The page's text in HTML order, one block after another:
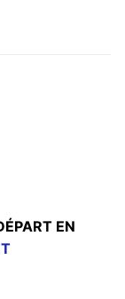
EN